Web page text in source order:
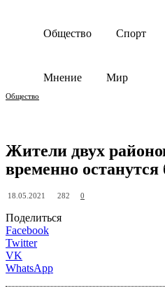
Общество Спорт
Мнение Мир
Общество
Жители двух
временно останутся
18.05.2021 282 0
Поделиться
Facebook
Twitter
VK
WhatsApp